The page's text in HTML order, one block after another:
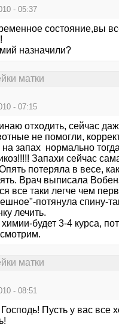
- 05:37
состояние,вы
назначили?
матки
- 07:15
отходить, сейчас
не помогли,
запах нормально
Запахи сейчас
потеряла в весе,
Врач выписала
все таки легче чем
потянула спину-
лечить.
будет 3-4 курса,
матки
- 08:51
Пусть у вас все